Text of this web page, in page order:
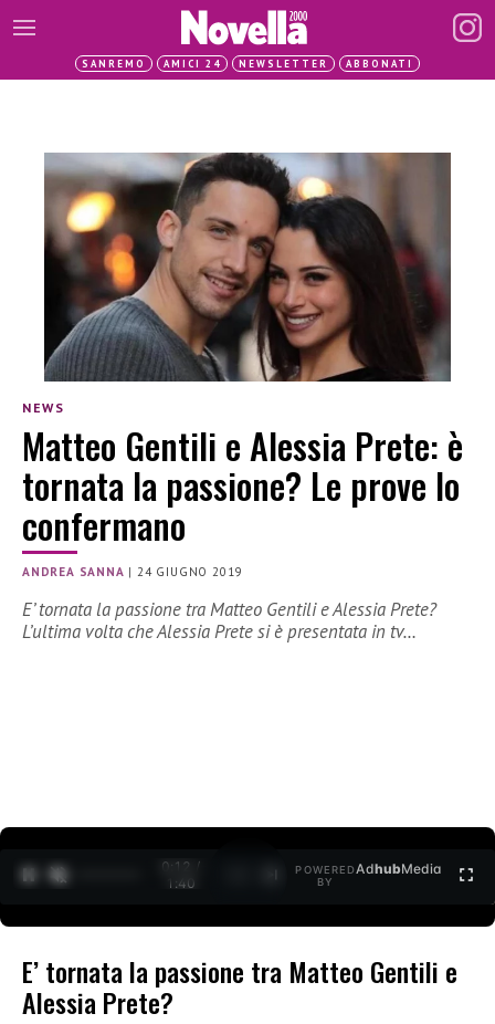
SANREMO AMICI 24 NEWSLETTER ABBONATI
NEWS
Matteo Gentili e Alessia Prete: è
tornata la passione? Le prove lo
confermano
ANDREA SANNA |24 GIUGNO 2019
E’ tornata la passione tra Matteo Gentili e Alessia Prete?
L’ultima volta che Alessia Prete si è presentata in tv…
0:12 /
1:40
POWERED
BY
AdhubMedia
E’ tornata la passione tra Matteo Gentili e
Alessia Prete?